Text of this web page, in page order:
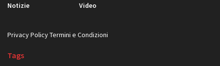
Notizie
Video
Privacy PolicyTermini e Condizioni
Tags